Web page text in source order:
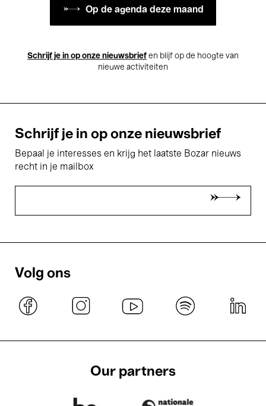
Op de agenda deze maand
Schrijf je in op onze nieuwsbrief en blijf op de hoogte van
nieuwe activiteiten
Schrijf je in op onze nieuwsbrief
Bepaal je interesses en krijg het laatste Bozar nieuws
recht in je mailbox
Volg ons
Our partners